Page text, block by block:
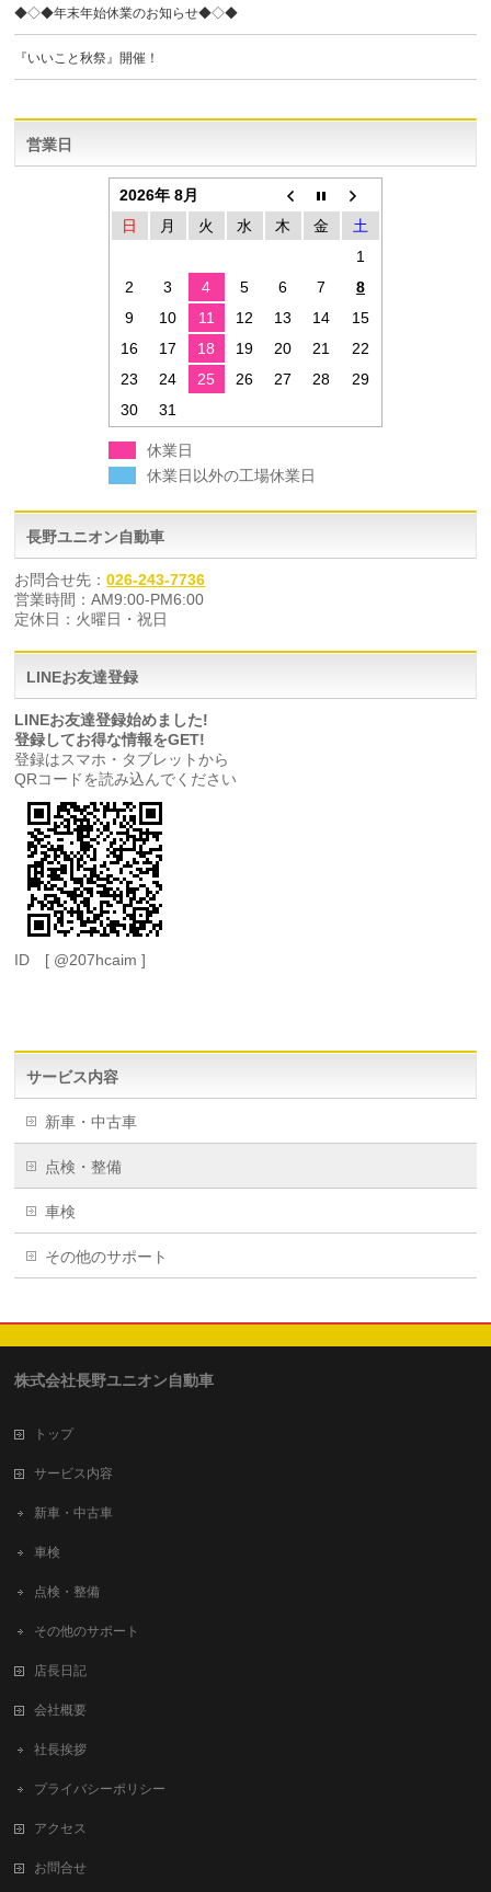
◆◇◆年末年始休業のお知らせ◆◇◆
『いいこと秋祭』開催！
営業日
2026年 8月
日
月 火 水 木 金
土
1
2
3 4 5 6 7
8
9
10 11 12 13 14
15
16
17 18 19 20 21
22
23
24 25 26 27 28
29
30
31
休業日
休業日以外の工場休業日
長野ユニオン自動車
お問合せ先：026-243-7736
営業時間：AM9:00-PM6:00
定休日：火曜日・祝日
LINEお友達登録
LINEお友達登録始めました!
登録してお得な情報をGET!
登録はスマホ・タブレットから
QRコードを読み込んでください
ID [ @207hcaim ]
サービス内容
新車・中古車
点検・整備
車検
その他のサポート
株式会社長野ユニオン自動車
トップ
サービス内容
新車・中古車
車検
点検・整備
その他のサポート
店長日記
会社概要
社長挨拶
プライバシーポリシー
アクセス
お問合せ